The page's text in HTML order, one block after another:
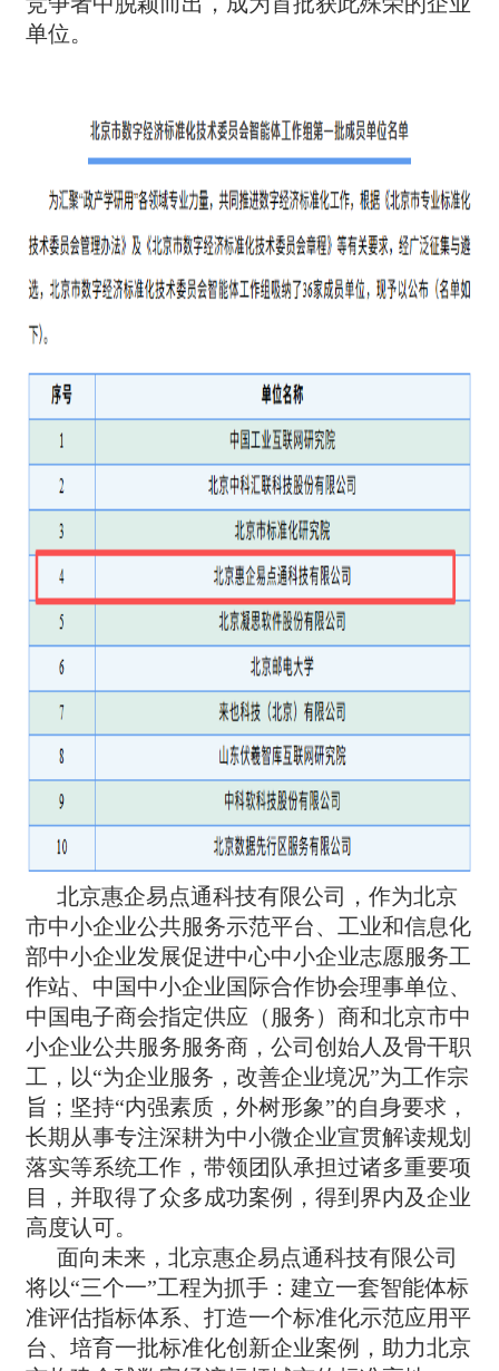
单位。
北京惠企易点通科技有限公司，作为北京
市中小企业公共服务示范平台、工业和信息化
部中小企业发展促进中心中小企业志愿服务工
作站、中国中小企业国际合作协会理事单位、
中国电子商会指定供应（服务）商和北京市中
小企业公共服务服务商，公司创始人及骨干职
工，以“为企业服务，改善企业境况”为工作宗
旨；坚持“内强素质，外树形象”的自身要求，
长期从事专注深耕为中小微企业宣贯解读规划
落实等系统工作，带领团队承担过诸多重要项
目，并取得了众多成功案例，得到界内及企业
高度认可。
面向未来，北京惠企易点通科技有限公司
将以“三个一”工程为抓手：建立一套智能体标
准评估指标体系、打造一个标准化示范应用平
台、培育一批标准化创新企业案例，助力北京